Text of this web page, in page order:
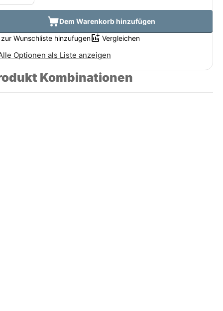
Dem Warenkorb hinzufügen
zur Wunschliste hinzufugen
Vergleichen
Optionen als Liste anzeigen
Kombinationen